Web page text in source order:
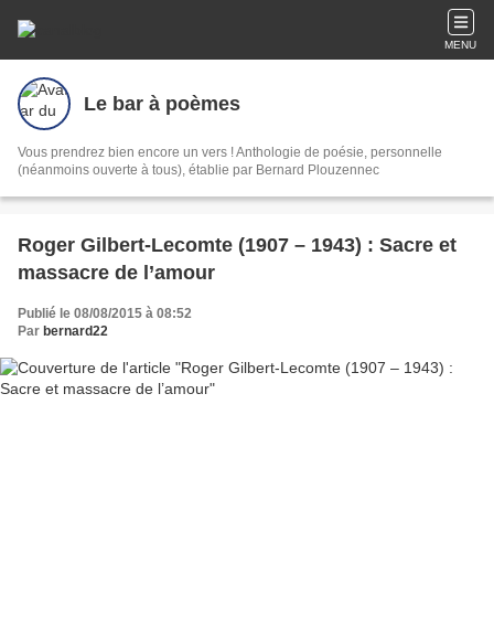
MENU
Le bar à poèmes
Vous prendrez bien encore un vers ! Anthologie de poésie, personnelle
(néanmoins ouverte à tous), établie par Bernard Plouzennec
Roger Gilbert-Lecomte (1907 – 1943) : Sacre et
massacre de l’amour
Publié le 08/08/2015 à 08:52
Par bernard22